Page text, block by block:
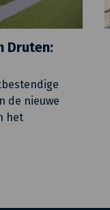
Druten:
de nieuwe
het